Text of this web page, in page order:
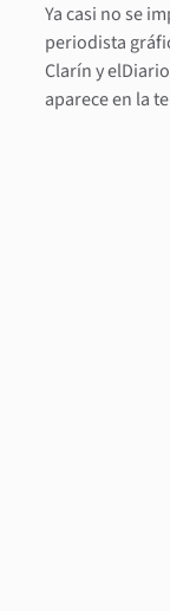
Ya casi no se
periodista
Clarín y
aparece en la